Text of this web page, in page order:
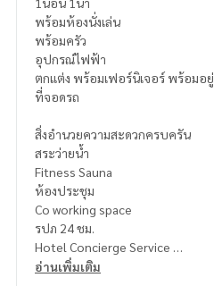
พร้อมห้องนั่งเล่น
พร้อมครัว
อุปกรณ์ไฟฟ้า
ตกแต่ง พร้อมเฟอร์นิเจอร์ พร้อมอยู่
ที่จอดรถ
สิ่งอำนวยความสะดวกครบครัน
สระว่ายน้ำ
Fitness Sauna
ห้องประชุม
Co working space
รปภ 24 ชม.
Hotel Concierge Service
อ่านเพิ่มเติม